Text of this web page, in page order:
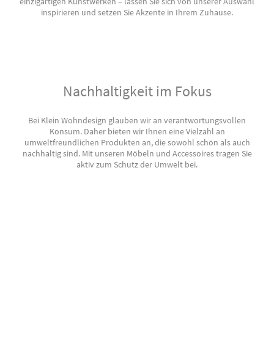
inspirieren und setzen Sie Akzente in Ihrem Zuhause.
Nachhaltigkeit im Fokus
Bei Klein Wohndesign glauben wir an verantwortungsvollen
Konsum. Daher bieten wir Ihnen eine Vielzahl an
umweltfreundlichen Produkten an, die sowohl schön als auch
nachhaltig sind. Mit unseren Möbeln und Accessoires tragen Sie
aktiv zum Schutz der Umwelt bei.